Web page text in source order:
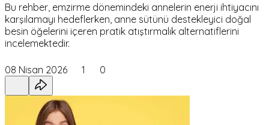
Bu rehber, emzirme dönemindeki annelerin enerji ihtiyacını
karşılamayı hedeflerken, anne sütünü destekleyici doğal
besin öğelerini içeren pratik atıştırmalık alternatiflerini
incelemektedir.
08 Nisan 2026 1 0